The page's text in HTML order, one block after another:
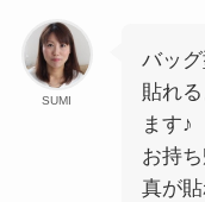
SUMI
バッ
貼れ
ます♪
お持
真が